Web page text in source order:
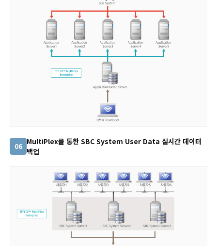
06
MultiPlex를 통한 SBC System User Data 실시간 데이터
백업